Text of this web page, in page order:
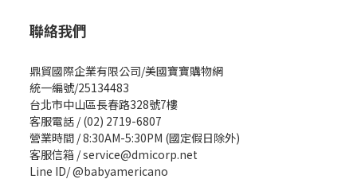
聯絡我們
鼎貿國際企業有限公司/美國寶寶購物網
統一編號/25134483
台北市中山區長春路328號7樓
客服電話 / (02) 2719-6807
營業時間 / 8:30AM-5:30PM (國定假日除外)
客服信箱 / service@dmicorp.net
Line ID/ @babyamericano